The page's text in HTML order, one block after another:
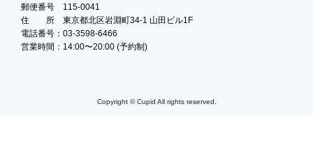
郵便番号 115-0041
住 所 東京都北区岩淵町34-1 山田ビル1F
電話番号：03-3598-6466
営業時間：14:00〜20:00 (予約制)
Copyright © Cupid All rights reserved.